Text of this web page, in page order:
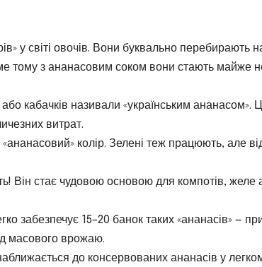
у світі овочів. Вони буквально перебирають
тому з ананасовим соком вони стають майже
кабачків називали «українським ананасом».
витрат.
колір. Зелені теж працюють, але
Він стає чудовою основою для компотів, желе
забезпечує 15–20 банок таких «ананасів» —
масового врожаю.
до консервованих ананасів у